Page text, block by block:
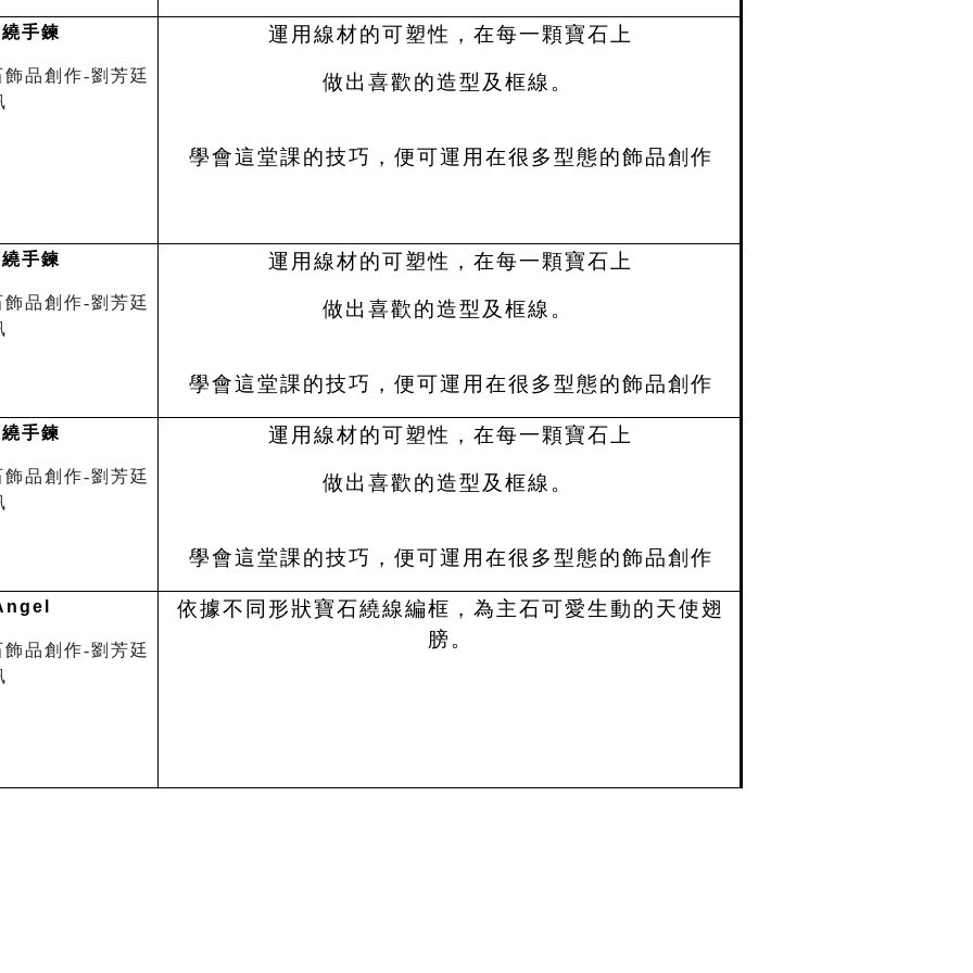
手鍊 運用線材的可塑性，在每一顆寶石上
做出喜歡的造型及框線。
學會這堂課的技巧，便可運用在很多型態的飾品創作
手鍊 運用線材的可塑性，在每一顆寶石上
做出喜歡的造型及框線。
學會這堂課的技巧，便可運用在很多型態的飾品創作
手鍊 運用線材的可塑性，在每一顆寶石上
做出喜歡的造型及框線。
學會這堂課的技巧，便可運用在很多型態的飾品創作
依據不同形狀寶石繞線編框，為主石可愛生動的天使翅
膀。